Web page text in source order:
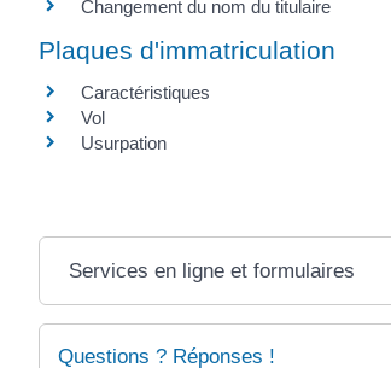
Changement du nom du titulaire
Plaques d'immatriculation
Caractéristiques
Vol
Usurpation
Services en ligne et formulaires
Questions ? Réponses !